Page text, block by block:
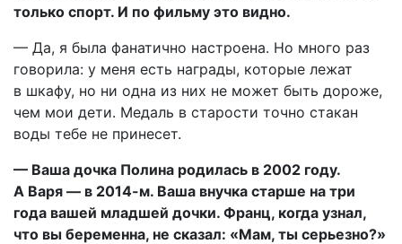
только спорт. И по фильму это видно.
— Да, я была фанатично настроена. Но много раз
говорила: у меня есть награды, которые лежат
в шкафу, но ни одна из них не может быть дороже,
чем мои дети. Медаль в старости точно стакан
воды тебе не принесет.
— Ваша дочка Полина родилась в 2002 году.
А Варя — в 2014-м. Ваша внучка старше на три
года вашей младшей дочки. Франц, когда узнал,
что вы беременна, не сказал: «Мам, ты серьезно?»